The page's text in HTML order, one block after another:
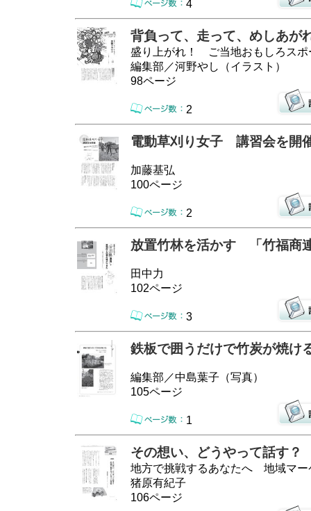
4
背負って、走って、めしあ
盛り上がれ！ ご当地おもしろスポ
編集部／河野やし（イラスト）
98ページ
2
電動草刈り女子 講習会を開
加藤基弘
100ページ
2
放置竹林を活かす 「竹福商
田中力
102ページ
3
鉄板で囲うだけで竹炭が焼け
編集部／中島葉子（写真）
105ページ
1
その想い、どうやって話す
地方で挑戦するあなたへ 地域マー
猪原有紀子
106ページ